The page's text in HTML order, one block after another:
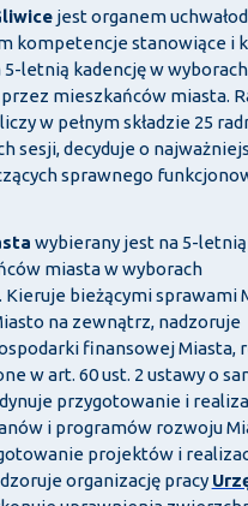
jest organem
kompetencje stanowiące i
letnią kadencję w wyborach
mieszkańców miasta.
w pełnym składzie 25
sesji, decyduje o
sprawnego
wybierany jest na 5-
miasta w wyborach
Kieruje bieżącymi sprawami
na zewnątrz, nadzoruje
finansowej Miasta,
w art. 60 ust. 2 ustawy o
przygotowanie i
i programów rozwoju
projektów i
organizację pracy